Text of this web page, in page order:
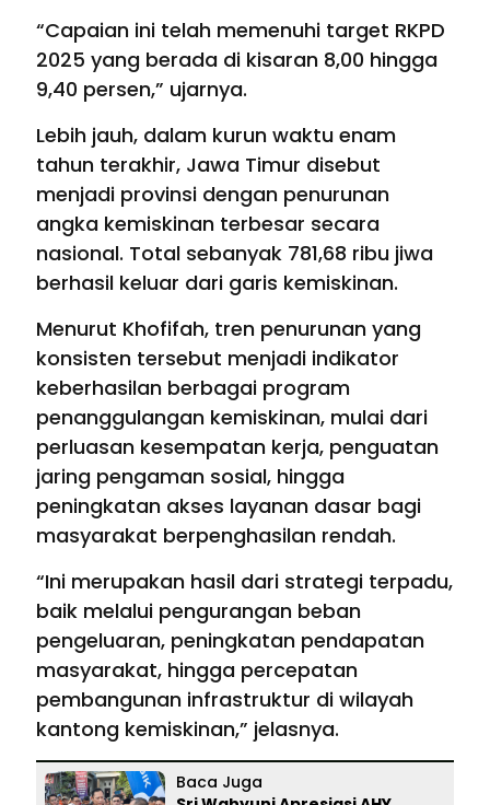
“Capaian ini telah memenuhi target RKPD
2025 yang berada di kisaran 8,00 hingga
9,40 persen,” ujarnya.
Lebih jauh, dalam kurun waktu enam
tahun terakhir, Jawa Timur disebut
menjadi provinsi dengan penurunan
angka kemiskinan terbesar secara
nasional. Total sebanyak 781,68 ribu jiwa
berhasil keluar dari garis kemiskinan.
Menurut Khofifah, tren penurunan yang
konsisten tersebut menjadi indikator
keberhasilan berbagai program
penanggulangan kemiskinan, mulai dari
perluasan kesempatan kerja, penguatan
jaring pengaman sosial, hingga
peningkatan akses layanan dasar bagi
masyarakat berpenghasilan rendah.
“Ini merupakan hasil dari strategi terpadu,
baik melalui pengurangan beban
pengeluaran, peningkatan pendapatan
masyarakat, hingga percepatan
pembangunan infrastruktur di wilayah
kantong kemiskinan,” jelasnya.
Baca Juga